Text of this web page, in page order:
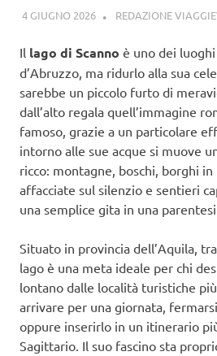
4 GIUGNO 2026 REDAZIONE
Il lago di Scanno è uno dei
d’Abruzzo, ma ridurlo alla sua
sarebbe un piccolo furto di
dall’alto regala quell’immagine
famoso, grazie a un particolare
intorno alle sue acque si muove
ricco: montagne, boschi, borghi in
affacciate sul silenzio e sentieri
una semplice gita in una
Situato in provincia dell’Aquila,
lago è una meta ideale per chi
lontano dalle località turistiche
arrivare per una giornata,
oppure inserirlo in un itinerario
Sagittario. Il suo fascino sta